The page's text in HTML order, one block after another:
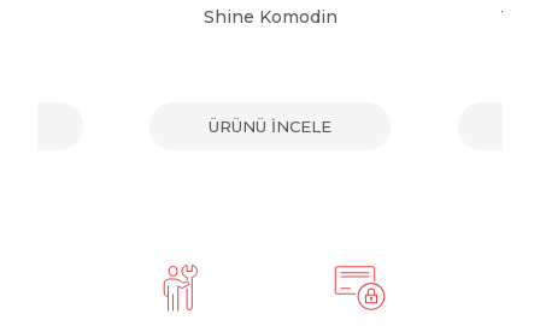
Shine Komodin
ÜRÜNÜ İNCELE